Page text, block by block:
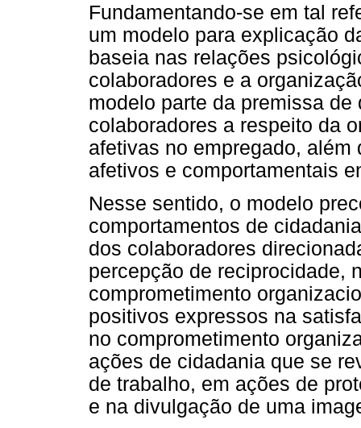
Fundamentando-se em tal
um modelo para explicação
baseia nas relações
colaboradores e a
modelo parte da premissa
colaboradores a respeito da
afetivas no empregado,
afetivos e comportamentais
Nesse sentido, o modelo
comportamentos de
dos colaboradores
percepção de reciprocidade,
comprometimento
positivos expressos na
no comprometimento
ações de cidadania que se
de trabalho, em ações de
e na divulgação de uma